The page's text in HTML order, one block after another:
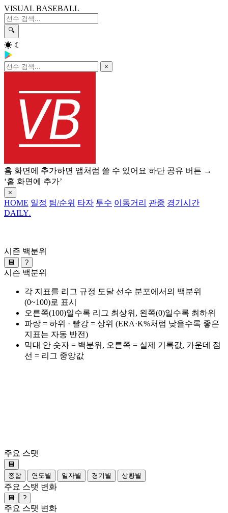
VISUAL BASEBALL
🔍
☀ ☾
×
홈 화면에 추가하면 앱처럼 쓸 수 있어요 하단 공유 버튼 →
‘홈 화면에 추가’
×
HOME 일정 팀/순위 타자 투수 이동거리 관중 경기시간
DAILY.
시즌 백분위
💾 ?
시즌 백분위
각 지표를 리그 규정 도달 선수 분포에서의 백분위
(0~100)로 표시
오른쪽(100)일수록 리그 최상위, 왼쪽(0)일수록 최하위
파랑 = 하위 · 빨강 = 상위 (ERA·K%처럼 낮을수록 좋은
지표는 자동 반전)
막대 안 숫자 = 백분위, 오른쪽 = 실제 기록값, 가운데 점
선 = 리그 중앙값
주요 스탯
💾
종합
연도별 일자별 경기별 상황별
주요 스탯 변화
💾 ?
주요 스탯 변화